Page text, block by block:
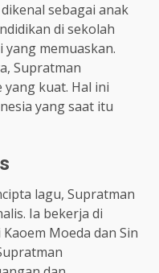
sebagai anak
di sekolah
yang memuaskan.
Supratman
yang kuat. Hal ini
yang saat itu
lagu, Supratman
Ia bekerja di
Moeda dan Sin